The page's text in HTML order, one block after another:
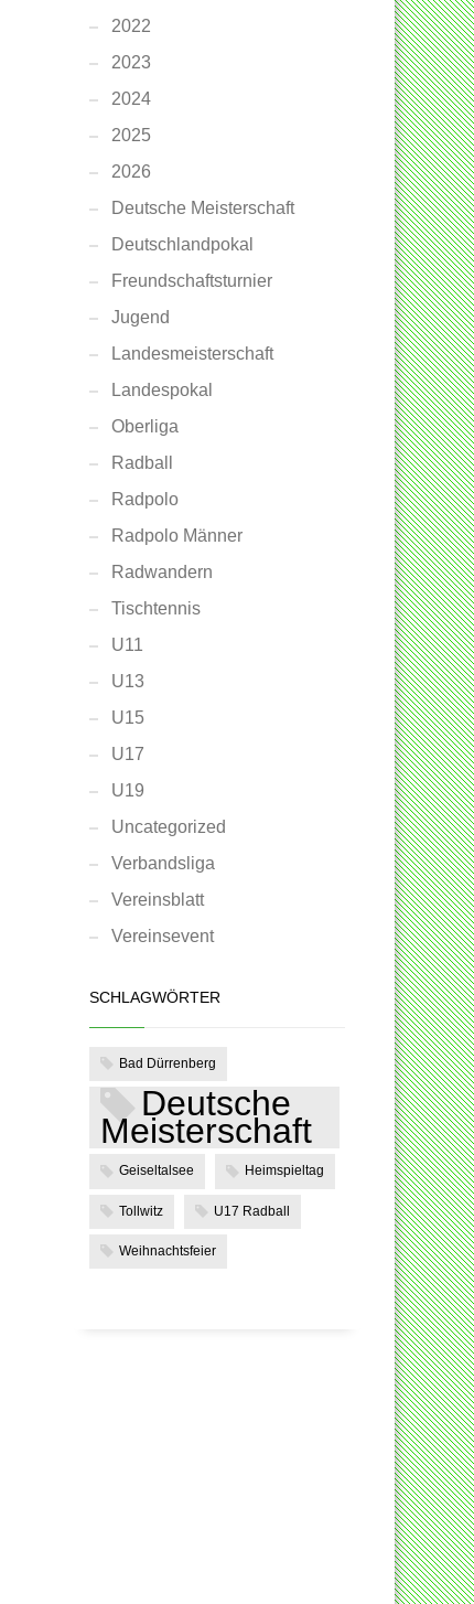
2022
2023
2024
2025
2026
Deutsche Meisterschaft
Deutschlandpokal
Freundschaftsturnier
Jugend
Landesmeisterschaft
Landespokal
Oberliga
Radball
Radpolo
Radpolo Männer
Radwandern
Tischtennis
U11
U13
U15
U17
U19
Uncategorized
Verbandsliga
Vereinsblatt
Vereinsevent
SCHLAGWÖRTER
Bad Dürrenberg
Deutsche
Meisterschaft
Geiseltalsee Heimspieltag
Tollwitz U17 Radball
Weihnachtsfeier